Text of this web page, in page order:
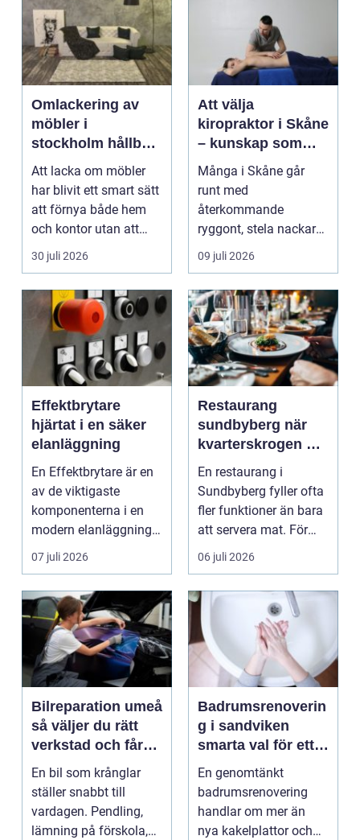
Omlackering av
möbler i
stockholm hållbar
förvandling av
hem och kontor
Att lacka om möbler
har blivit ett smart sätt
att förnya både hem
och kontor utan att
köpa nytt. Mån...
30 juli 2026
Att välja
kiropraktor i Skåne
– kunskap som
hjälper dig att ta
rätt beslut
Många i Skåne går
runt med
återkommande
ryggont, stela nackar
eller diffusa ...
09 juli 2026
Effektbrytare
hjärtat i en säker
elanläggning
En Effektbrytare är en
av de viktigaste
komponenterna i en
modern elanläggning.
Den skyddar
07 juli 2026
Restaurang
sundbyberg när
kvarterskrogen blir
vardagsrum
En restaurang i
Sundbyberg fyller ofta
fler funktioner än bara
att servera mat. För
många blir den s...
06 juli 2026
Bilreparation umeå
så väljer du rätt
verkstad och får
bilen att hålla
längre
En bil som krånglar
ställer snabbt till
vardagen. Pendling,
lämning på förskola,
Badrumsrenoverin
g i sandviken
smarta val för ett
tryggt och hållbart
badrum
En genomtänkt
badrumsrenovering
handlar om mer än
nya kakelplattor och